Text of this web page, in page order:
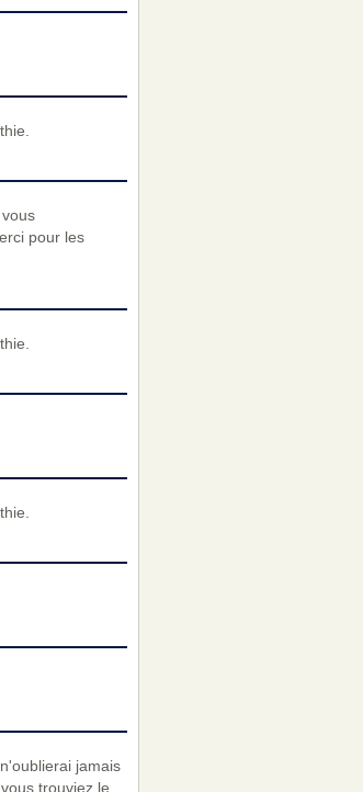
pour les
jamais
trouviez le